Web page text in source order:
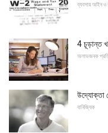
ব্যবসায় আইন ও
4 চূড়ান্ত
অলাভজনক
উদ্যোক্তা
বানিজ্যিক